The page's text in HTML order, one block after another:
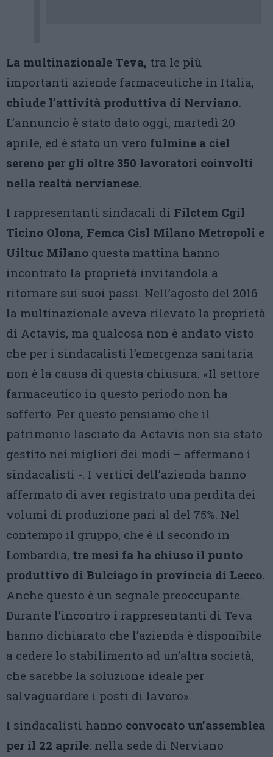
La multinazionale Teva, tra le più
importanti aziende farmaceutiche in Italia,
chiude l’attività produttiva di Nerviano.
L’annuncio è stato dato oggi, martedì 20
aprile, ed è stato un vero fulmine a ciel
sereno per gli oltre 350 lavoratori coinvolti
nella realtà nervianese.
I rappresentanti sindacali di Filctem Cgil
Ticino Olona, Femca Cisl Milano Metropoli e
Uiltuc Milano questa mattina hanno
incontrato la proprietà invitandola a
ritornare sui suoi passi. Nell’agosto del 2016
la multinazionale aveva rilevato la proprietà
di Actavis, ma qualcosa non è andato visto
che per i sindacalisti l’emergenza sanitaria
non è la causa di questa chiusura: «Il settore
farmaceutico in questo periodo non ha
sofferto. Per questo pensiamo che il
patrimonio lasciato da Actavis non sia stato
gestito nei migliori dei modi – affermano i
sindacalisti -. I vertici dell’azienda hanno
affermato di aver registrato una perdita dei
volumi di produzione pari al del 75%. Nel
contempo il gruppo, che è il secondo in
Lombardia, tre mesi fa ha chiuso il punto
produttivo di Bulciago in provincia di Lecco.
Anche questo è un segnale preoccupante.
Durante l’incontro i rappresentanti di Teva
hanno dichiarato che l’azienda è disponibile
a cedere lo stabilimento ad un’altra società,
che sarebbe la soluzione ideale per
salvaguardare i posti di lavoro».
I sindacalisti hanno convocato un’assemblea
per il 22 aprile: nella sede di Nerviano